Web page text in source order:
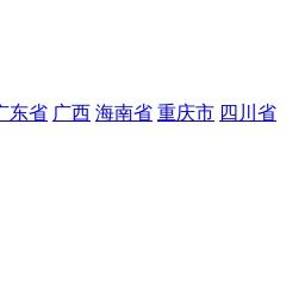
东省 广西 海南省 重庆市 四川省